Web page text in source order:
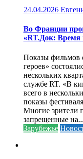
24.04.2026
Во Франции
«RT.Док: Время
Показы фильмов
героев»
нескольких
службе RT. «В
всего в
показы
Многие зрители
запрещенные на...
Зарубежье